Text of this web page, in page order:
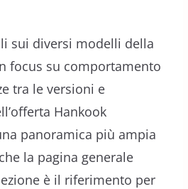
sui diversi modelli della
focus su comportamento
tra le versioni e
Hankook
panoramica più ampia
la pagina generale
è il riferimento per